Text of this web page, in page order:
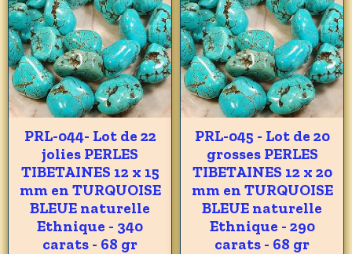
PRL-044- Lot de 22
jolies PERLES
TIBETAINES 12 x 15
mm en TURQUOISE
BLEUE naturelle
Ethnique - 340
carats - 68 gr
PRL-045 - Lot de 20
grosses PERLES
TIBETAINES 12 x 20
mm en TURQUOISE
BLEUE naturelle
Ethnique - 290
carats - 68 gr